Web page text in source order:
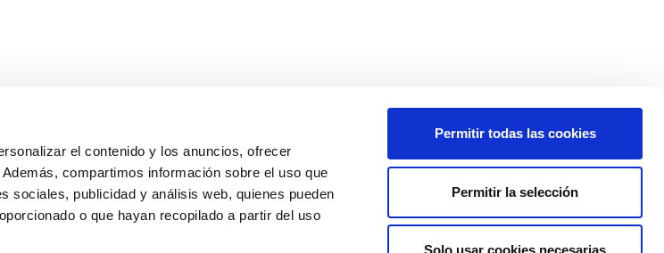
el contenido y los anuncios, ofrecer
compartimos información sobre el uso que
sociales, publicidad y análisis web, quienes pueden
o que hayan recopilado a partir del uso
Permitir todas las cookies
Permitir la selección
Solo usar cookies necesarias